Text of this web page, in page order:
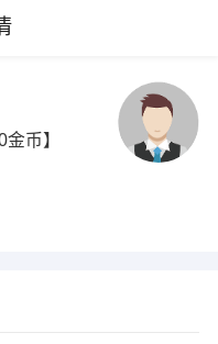
金币】